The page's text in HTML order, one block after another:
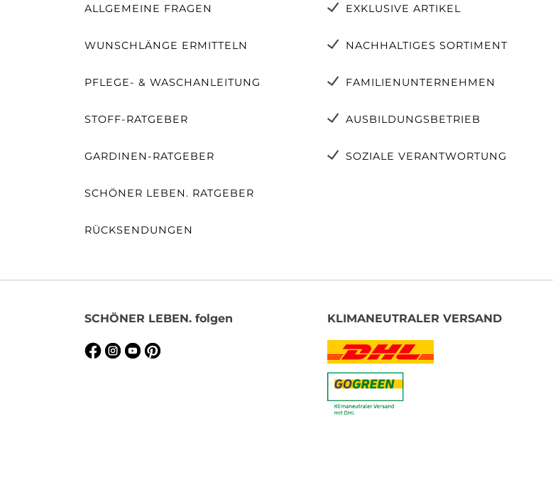
ALLGEMEINE FRAGEN
WUNSCHLÄNGE ERMITTELN
PFLEGE- & WASCHANLEITUNG
STOFF-RATGEBER
GARDINEN-RATGEBER
SCHÖNER LEBEN. RATGEBER
RÜCKSENDUNGEN
EXKLUSIVE ARTIKEL
NACHHALTIGES SORTIMENT
FAMILIENUNTERNEHMEN
AUSBILDUNGSBETRIEB
SOZIALE VERANTWORTUNG
SCHÖNER LEBEN. folgen KLIMANEUTRALER VERSAND